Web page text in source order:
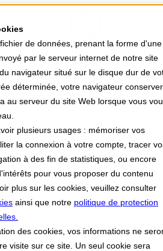
de données, prenant la forme d'une
par le serveur internet de notre site
navigateur situé sur le disque dur de
déterminée, votre navigateur
au serveur du site Web lorsque vous
plusieurs usages : mémoriser vos
la connexion à votre compte, tracer
à des fin de statistiques, ou encore
pour vous proposer du contenu
plus sur les cookies, veuillez consulter
ainsi que notre politique de protection
des cookies, vos informations ne
visite sur ce site. Un seul cookie sera